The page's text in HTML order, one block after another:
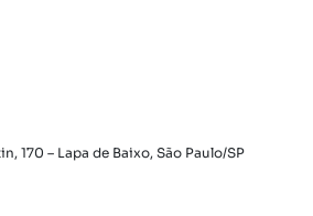
170 – Lapa de Baixo, São Paulo/SP